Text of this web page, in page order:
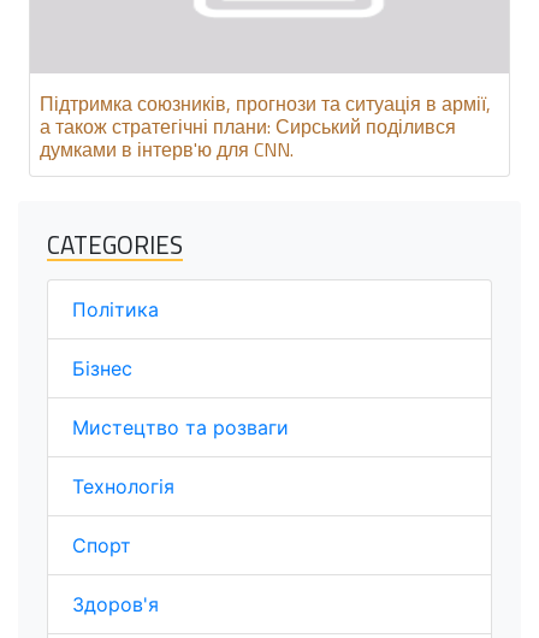
Підтримка союзників, прогнози та ситуація в армії,
а також стратегічні плани: Сирський поділився
думками в інтерв'ю для CNN.
CATEGORIES
Політика
Бізнес
Мистецтво та розваги
Технологія
Спорт
Здоров'я